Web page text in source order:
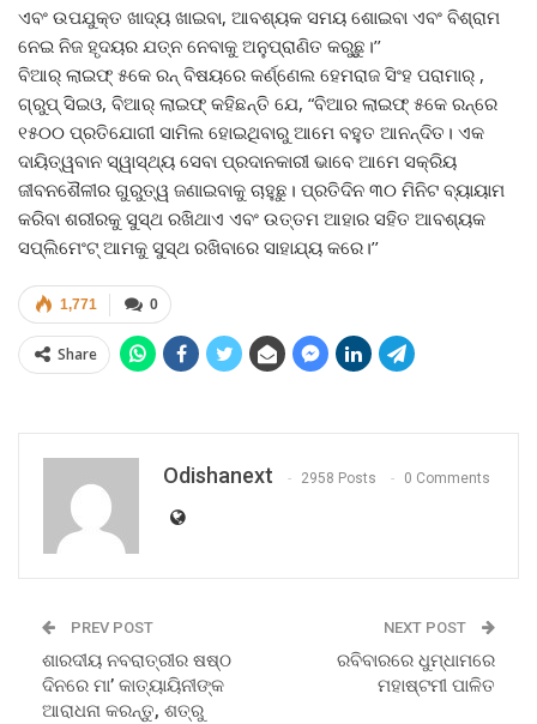
ଏବଂ ଉପଯୁକ୍ତ ଖାଦ୍ୟ ଖାଇବା, ଆବଶ୍ୟକ ସମୟ ଶୋଇବା ଏବଂ ବିଶ୍ରାମ
ନେଇ ନିଜ ହୃଦୟର ଯତ୍ନ ନେବାକୁ ଅନୁପ୍ରାଣିତ କରୁଛୁ।’’
ବିଆର୍ ଲାଇଫ୍ ୫କେ ରନ୍ ବିଷୟରେ କର୍ଣ୍ଣେଲ ହେମରାଜ ସିଂହ ପରାମାର୍ ,
ଗ୍ରୁପ୍ ସିଇଓ, ବିଆର୍ ଲାଇଫ୍ କହିଛନ୍ତି ଯେ, “ବିଆର ଲାଇଫ୍ ୫କେ ରନ୍ରେ
୧୫୦୦ ପ୍ରତିଯୋଗୀ ସାମିଲ ହୋଇଥିବାରୁ ଆମେ ବହୁତ ଆନନ୍ଦିତ। ଏକ
ଦାୟିତ୍ୱବାନ ସ୍ୱାସ୍ଥ୍ୟ ସେବା ପ୍ରଦାନକାରୀ ଭାବେ ଆମେ ସକ୍ରିୟ
ଜୀବନଶୈଳୀର ଗୁରୁତ୍ୱ ଜଣାଇବାକୁ ଚାହୁଛୁ। ପ୍ରତିଦିନ ୩୦ ମିନିଟ ବ୍ୟାୟାମ
କରିବା ଶରୀରକୁ ସୁସ୍ଥ ରଖିଥାଏ ଏବଂ ଉତ୍ତମ ଆହାର ସହିତ ଆବଶ୍ୟକ
ସପ୍ଲିମେଂଟ୍ ଆମକୁ ସୁସ୍ଥ ରଖିବାରେ ସାହାଯ୍ୟ କରେ।’’
0
1,771
Share
Odishanext 2958 Posts 0 Comments
PREV POST
ଶାରଦୀୟ ନବରାତ୍ରୀର ଷଷ୍ଠ
ଦିନରେ ମା’ କାତ୍ୟାୟିନୀଙ୍କ
ଆରାଧନା କରନ୍ତୁ, ଶତ୍ରୁ
NEXT POST
ରବିବାରରେ ଧୁମ୍‌ଧାମରେ
ମହାଷ୍ଟମୀ ପାଳିତ